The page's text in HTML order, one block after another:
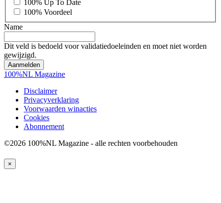
100% Up To Date
100% Voordeel
Name
Dit veld is bedoeld voor validatiedoeleinden en moet niet worden
gewijzigd.
100%NL Magazine
Disclaimer
Privacyverklaring
Voorwaarden winacties
Cookies
Abonnement
©2026 100%NL Magazine - alle rechten voorbehouden
×